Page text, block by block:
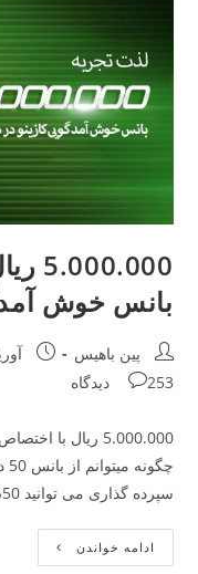
بانس خوش
Post
author:
پین باهیس
Post
آوریل
Post
253 دیدگاه
سپرده گذاری می توانید 50% بانس تا سقف…
ادامه خواندن5.000.000
ریال